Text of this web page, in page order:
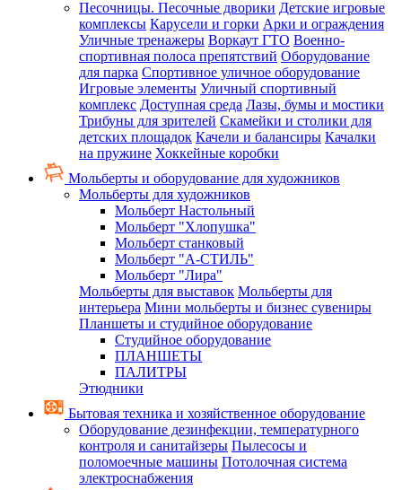
Песочницы. Песочные дворики Детские игровые
комплексы Карусели и горки Арки и ограждения
Уличные тренажеры Воркаут ГТО Военно-
спортивная полоса препятствий Оборудование
для парка Спортивное уличное оборудование
Игровые элементы Уличный спортивный
комплекс Доступная среда Лазы, бумы и мостики
Трибуны для зрителей Скамейки и столики для
детских площадок Качели и балансиры Качалки
на пружине Хоккейные коробки
Мольберты и оборудование для художников
Мольберты для художников
Мольберт Настольный
Мольберт "Хлопушка"
Мольберт станковый
Мольберт "А-СТИЛЬ"
Мольберт "Лира"
Мольберты для выставок Мольберты для
интерьера Мини мольберты и бизнес сувениры
Планшеты и студийное оборудование
Студийное оборудование
ПЛАНШЕТЫ
ПАЛИТРЫ
Этюдники
Бытовая техника и хозяйственное оборудование
Оборудование дезинфекции, температурного
контроля и санитайзеры Пылесосы и
поломоечные машины Потолочная система
электроснабжения